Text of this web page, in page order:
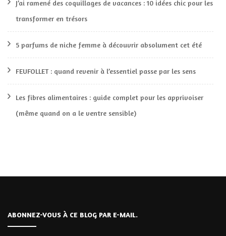
J’ai ramené des coquillages de vacances : 10 idées chic pour les
transformer en trésors
5 parfums de niche femme à découvrir absolument cet été
FEUFOLLET : quand revenir à l’essentiel passe par les sens
Les fibres alimentaires : guide complet pour les apprivoiser
(même quand on a le ventre sensible)
ABONNEZ-VOUS À CE BLOG PAR E-MAIL.